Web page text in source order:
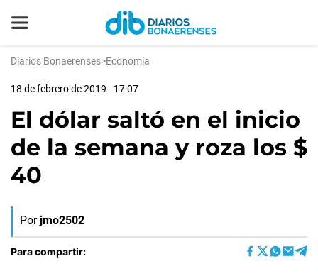
Diarios Bonaerenses>Economía
18 de febrero de 2019 - 17:07
El dólar saltó en el inicio
de la semana y roza los $
40
Por jmo2502
Para compartir: